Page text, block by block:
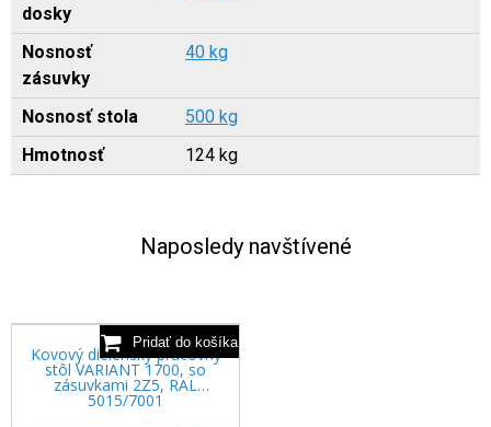
dosky
Nosnosť
zásuvky
40 kg
Nosnosť stola
500 kg
Hmotnosť
124 kg
Naposledy navštívené
Kovový dielenský pracovný
stôl VARIANT 1700, so
zásuvkami 2Z5, RAL
5015/7001